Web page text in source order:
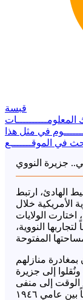
قبسة
المعلومــــــــــات
في مثل هذا
في الموقـــــــع
جزيرة النووي
الهادئ، ارتبط
الأمريكية خلال
بدايات الحرب الباردة. ففي عام ١٩٤٦، اختارت الولايات
النووية،
منازلهم
إلى جزيرة
الوقت إلى منفى
طويل، بعدما بدأت سلسلة من ٢٣ تفجيراً نووياً بين عامي ١٩٤٦